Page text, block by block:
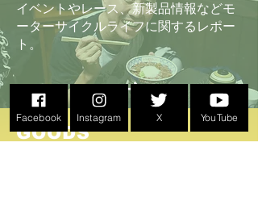
イベントやレース、新製品情報などモ
ーターサイクルライフに関するレポー
ト 。
GOODS
Facebook Instagram X YouTube